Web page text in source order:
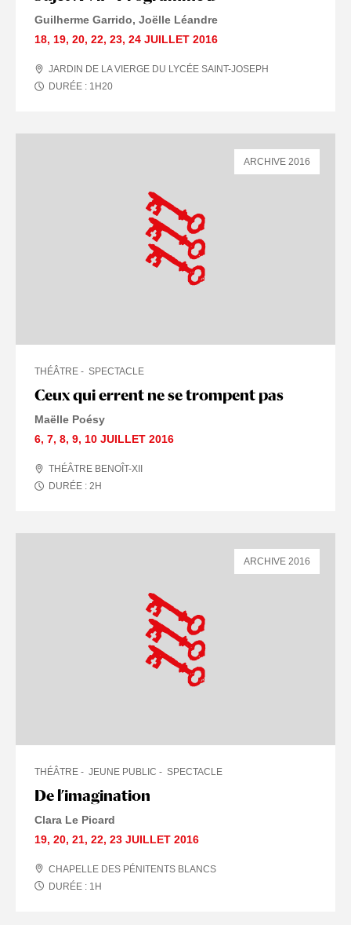
Guilherme Garrido Joëlle Léandre
18, 19, 20, 22, 23, 24 JUILLET 2016
JARDIN DE LA VIERGE DU LYCÉE SAINT-JOSEPH
DURÉE : 1 H20
Ceux qui errent ne se trompent pas
THÉÂTRE SPECTACLE
Maëlle Poésy
6, 7, 8, 9, 10 JUILLET 2016
THÉÂTRE BENOÎT-XII
DURÉE : 2 H
ARCHIVE 2016
De l’imagination
THÉÂTRE JEUNE PUBLIC SPECTACLE
Clara Le Picard
19, 20, 21, 22, 23 JUILLET 2016
CHAPELLE DES PÉNITENTS BLANCS
DURÉE : 1 H
ARCHIVE 2016